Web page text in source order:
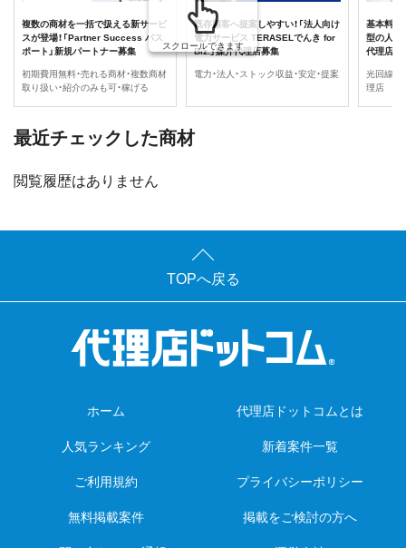
複数の商材を一括で扱える新サービ
スが登場！「Partner Success パス
ポート」新規パートナー募集
初期費用無料・売れる商材・複数商材
取り扱い・紹介のみも可・稼げる
既存顧客へ提案しやすい！「法人向け
電力サービス TERASELでんき for
Biz.」媒介代理店募集
電力・法人・ストック収益・安定・提案
基本料金
型の人気
代理店募
光回線・
理店
スクロールできます
最近チェックした商材
閲覧履歴はありません
TOPへ戻る
ホーム 代理店ドットコムとは
人気ランキング 新着案件一覧
ご利用規約 プライバシーポリシー
無料掲載案件 掲載をご検討の方へ